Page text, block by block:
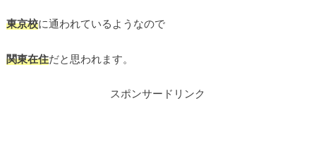
東京校に通われているようなので
関東在住だと思われます。
スポンサードリンク